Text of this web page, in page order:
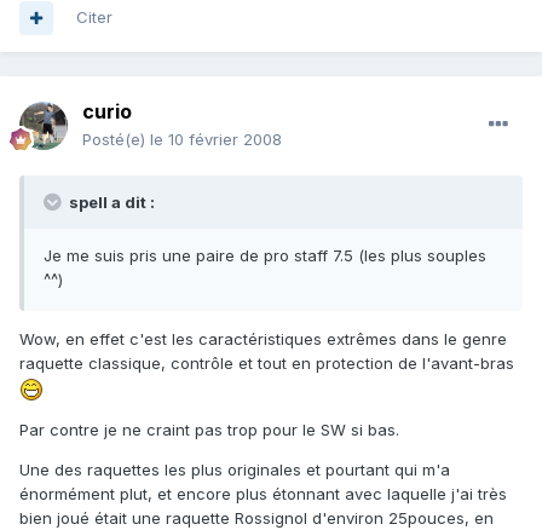
Citer
curio
Posté(e) le 10 février 2008
spell a dit :
Je me suis pris une paire de pro staff 7.5 (les plus souples
^^)
Wow, en effet c'est les caractéristiques extrêmes dans le genre
raquette classique, contrôle et tout en protection de l'avant-bras
Par contre je ne craint pas trop pour le SW si bas.
Une des raquettes les plus originales et pourtant qui m'a
énormément plut, et encore plus étonnant avec laquelle j'ai très
bien joué était une raquette Rossignol d'environ 25pouces, en